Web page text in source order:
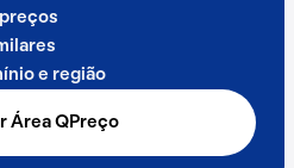
e região
Área QPreço